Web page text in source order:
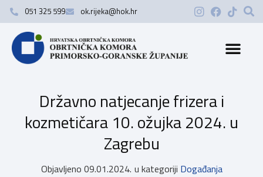
051 325 599 ok.rijeka@hok.hr
Državno natjecanje frizera i
kozmetičara 10. ožujka 2024. u
Zagrebu
Objavljeno 09.01.2024. u kategoriji Događanja